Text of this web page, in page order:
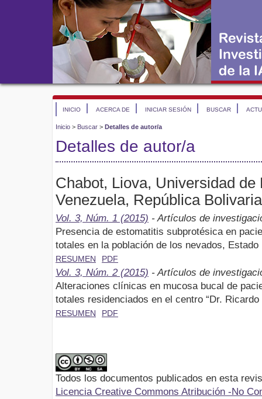
INICIO ACERCA DE INICIAR SESIÓN BUSCAR
Inicio > Buscar > Detalles de autor/a
Detalles de autor/a
Chabot, Liova, Universidad de
Venezuela, República
Vol. 3, Núm. 1 (2015) - Artículos de
Presencia de estomatitis subprotésica en
totales en la población de los nevados, Estado
RESUMEN PDF
Vol. 3, Núm. 2 (2015) - Artículos de
Alteraciones clínicas en mucosa bucal de
totales residenciados en el centro “Dr. Ricardo
RESUMEN PDF
Todos los documentos publicados en esta
Licencia Creative Commons Atribución -No